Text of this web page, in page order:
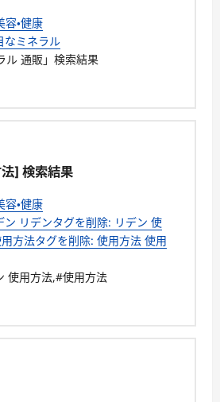
容・健康
なミネラル
ル 通販」検索結果
] 検索結果
容・健康
ン リデンタグを削除: リデン 使
方法タグを削除: 使用方法 使用
使用方法,#使用方法